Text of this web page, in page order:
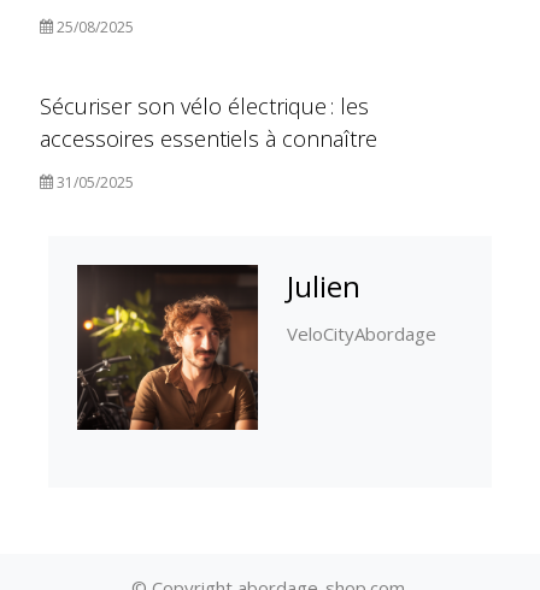
25/08/2025
Sécuriser son vélo électrique : les
accessoires essentiels à connaître
31/05/2025
Julien
VeloCityAbordage